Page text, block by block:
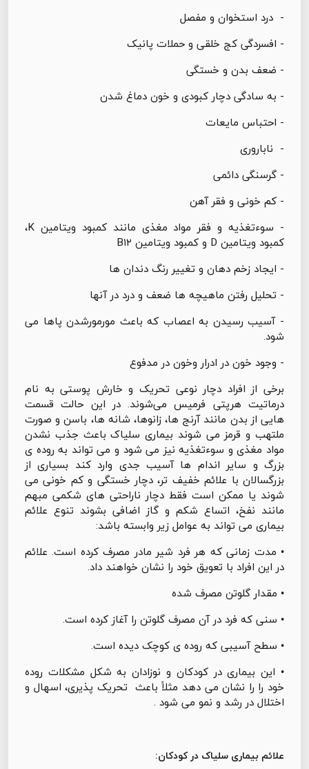
- درد استخوان و مفصل
- افسردگی کج خلقی و حملات پانیک
- ضعف بدن و خستگی
- به سادگی دچار کبودی و خون دماغ شدن
- احتباس مایعات
- ناباروری
- گرسنگی دائمی
- کم خونی و فقر آهن
- سوءتغذیه و فقر مواد مغذی مانند کمبود ویتامین K،
کمبود ویتامین D و کمبود ویتامین B۱۲
- ایجاد زخم دهان و تغییر رنگ دندان ها
- تحلیل رفتن ماهیچه ها ضعف و درد در آنها
- آسیب رسیدن به اعصاب که باعث مورمورشدن پاها می
شود.
- وجود خون در ادرار وخون در مدفوع
برخی از افراد دچار نوعی تحریک و خارش پوستی به نام
درماتیت هرپتی فرمیس می‌شوند. در این حالت قسمت
هایی از بدن مانند آرنج ها، زانوها، شانه ها، باسن و صورت
ملتهب و قرمز می شوند بیماری سلیاک باعث جذب نشدن
مواد مغذی و سوءتغذیه نیز می شود و می تواند به روده ی
بزرگ و سایر اندام ها آسیب جدی وارد کند بسیاری از
بزرگسالان با علائم خفیف تر، دچار خستگی و کم خونی می
شوند یا ممکن است فقط دچار ناراحتی های شکمی مبهم
مانند نفخ، اتساع شکم و گاز اضافی بشوند تنوع علائم
بیماری می تواند به عوامل زیر وابسته باشد:
• مدت زمانی که هر فرد شیر مادر مصرف کرده است. علائم
در این افراد با تعویق خود را نشان خواهند داد.
• مقدار گلوتن مصرف شده
• سنی که فرد در آن مصرف گلوتن را آغاز کرده است.
• سطح آسیبی که روده ی کوچک دیده است.
• این بیماری در کودکان و نوزادان به شکل مشکلات روده
خود را را نشان می دهد مثلاً باعث تحریک پذیری، اسهال و
اختلال در رشد و نمو می شود .
علائم بیماری سلیاک در کودکان: